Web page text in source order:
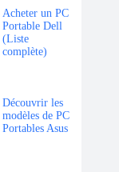
Acheter un PC
Portable Dell
(Liste
complète)
Découvrir les
modèles de PC
Portables Asus